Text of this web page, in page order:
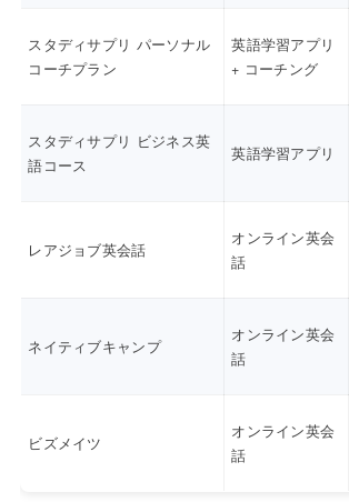
スタディサプリ パーソナル
コーチプラン
英語学習アプリ
+ コーチング
スタディサプリ ビジネス英
語コース
英語学習アプリ
レアジョブ英会話
オンライン英会
話
ネイティブキャンプ
オンライン英会
話
ビズメイツ
オンライン英会
話